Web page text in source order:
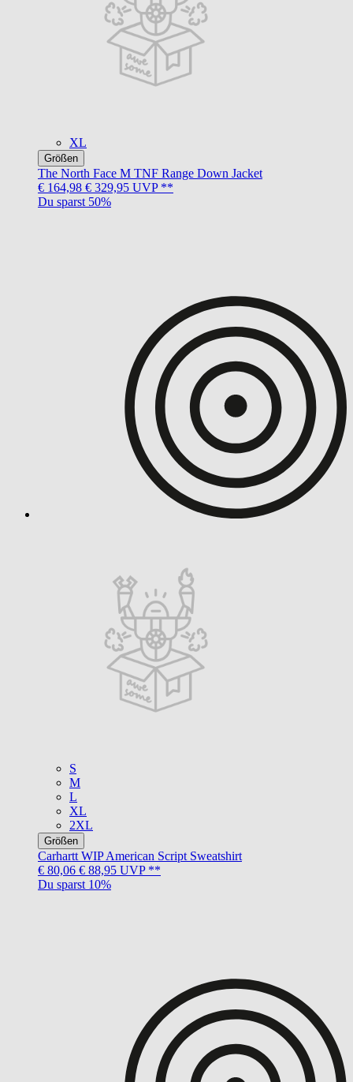
XL
Größen
The North Face M TNF Range Down Jacket
€ 164,98 € 329,95 UVP **
Du sparst 50%
S
M
L
XL
2XL
Größen
Carhartt WIP American Script Sweatshirt
€ 80,06 € 88,95 UVP **
Du sparst 10%